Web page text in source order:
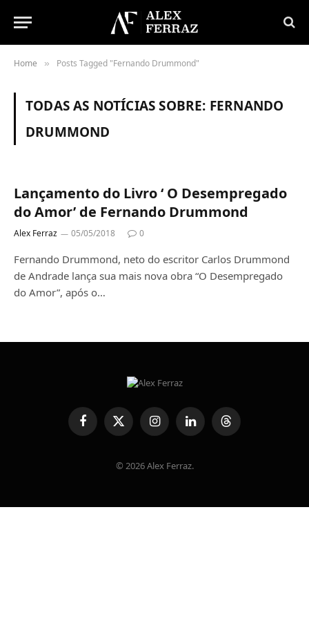
Home » Posts Tagged "Fernando Drummond"
TODAS AS NOTÍCIAS SOBRE: FERNANDO
DRUMMOND
Lançamento do Livro ‘ O Desempregado
do Amor’ de Fernando Drummond
Alex Ferraz 05/05/2018 0
Fernando Drummond, neto do escritor Carlos Drummond
de Andrade lança sua mais nova obra “O Desempregado
do Amor”, após o…
FacebookX
(Twitter)
InstagramLinkedInThreads
© 2026 Alex Ferraz.